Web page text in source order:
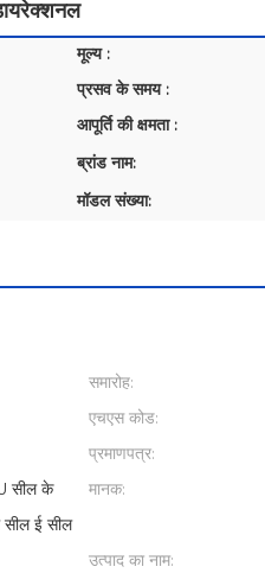
मूल्य :
प्रसव के समय :
आपूर्ति की क्षमता :
ब्रांड नाम:
मॉडल संख्या:
समारोह:
एचएस कोड:
प्रमाणपत्र:
सील के
सील ई सील
मानक:
उत्पाद का नाम: